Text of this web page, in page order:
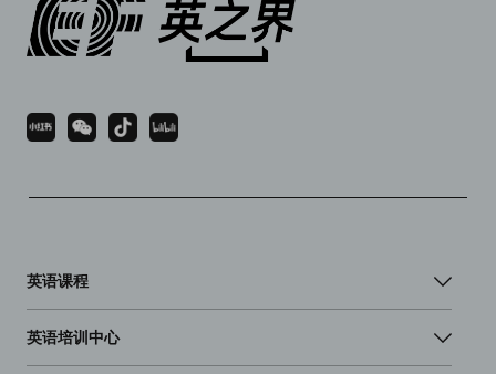
英语课程
英语培训中心